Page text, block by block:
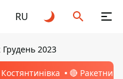
RU
Грудень 2023
🔴 Ракетний